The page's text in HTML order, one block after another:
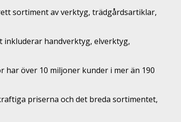
sortiment av verktyg, trädgårdsartiklar,
handverktyg, elverktyg,
har över 10 miljoner kunder i mer än 190
priserna och det breda sortimentet,